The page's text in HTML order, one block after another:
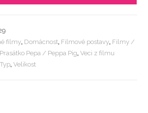
filmy, Domácnost, Filmové postavy, Filmy /
Prasátko Pepa / Peppa Pig,Veci z filmu
Typ,Velikost